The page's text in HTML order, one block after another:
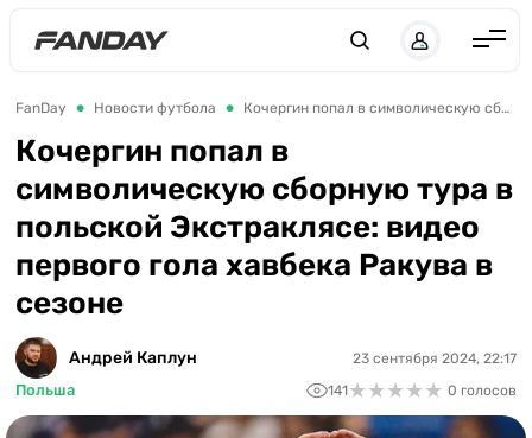
Англия
Испания
Германия
Италия
Франция
Украина
ЛЧ
FanDay Новости футбола Кочергин попал в символическую сборную тура в польской Экстраклясе: видео первого гола хавбека Ракува в сезоне
Кочергин попал в
символическую сборную тура в
польской Экстраклясе: видео
первого гола хавбека Ракува в
сезоне
Андрей Каплун
Польша
23 сентября 2024, 22:17
141★★★★★
★★★★★ 0 голосов